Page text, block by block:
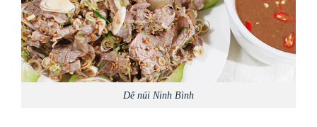
Dê núi Ninh Bình